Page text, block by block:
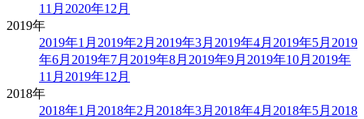
11月 2020年12月
2019年
2019年1月 2019年2月 2019年3月 2019年4月 2019年5月 2019
年6月 2019年7月 2019年8月 2019年9月 2019年10月 2019年
11月 2019年12月
2018年
2018年1月 2018年2月 2018年3月 2018年4月 2018年5月 2018